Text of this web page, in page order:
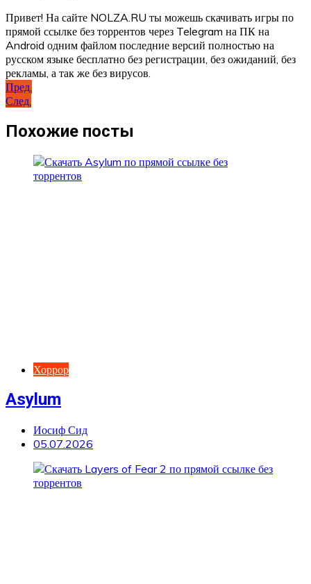
Привет! На сайте NOLZA.RU ты можешь скачивать игры по
прямой ссылке без торрентов через Telegram на ПК на
Android одним файлом последние версий полностью на
русском языке бесплатно без регистрации, без ожиданий, без
рекламы, а так же без вирусов.
Навигация
по
записям
Пред.
След.
Похожие посты
Хоррор
Asylum
Иосиф Сид
05.07.2026